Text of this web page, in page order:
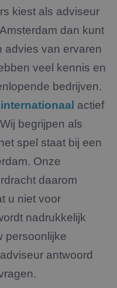
kiest als adviseur
dan kunt
advies van ervaren
veel kennis en
bedrijven.
internationaal actief
begrijpen als
spel staat bij een
Onze
daarom
u niet voor
nadrukkelijk
persoonlijke
antwoord